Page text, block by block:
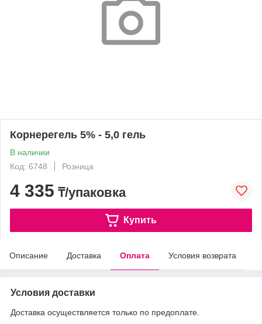
Корнерегель 5% - 5,0 гель
В наличии
Код: 6748
Розница
4 335 ₸/упаковка
Купить
Описание Доставка Оплата Условия возврата
Условия доставки
Доставка осуществляется только по предоплате.